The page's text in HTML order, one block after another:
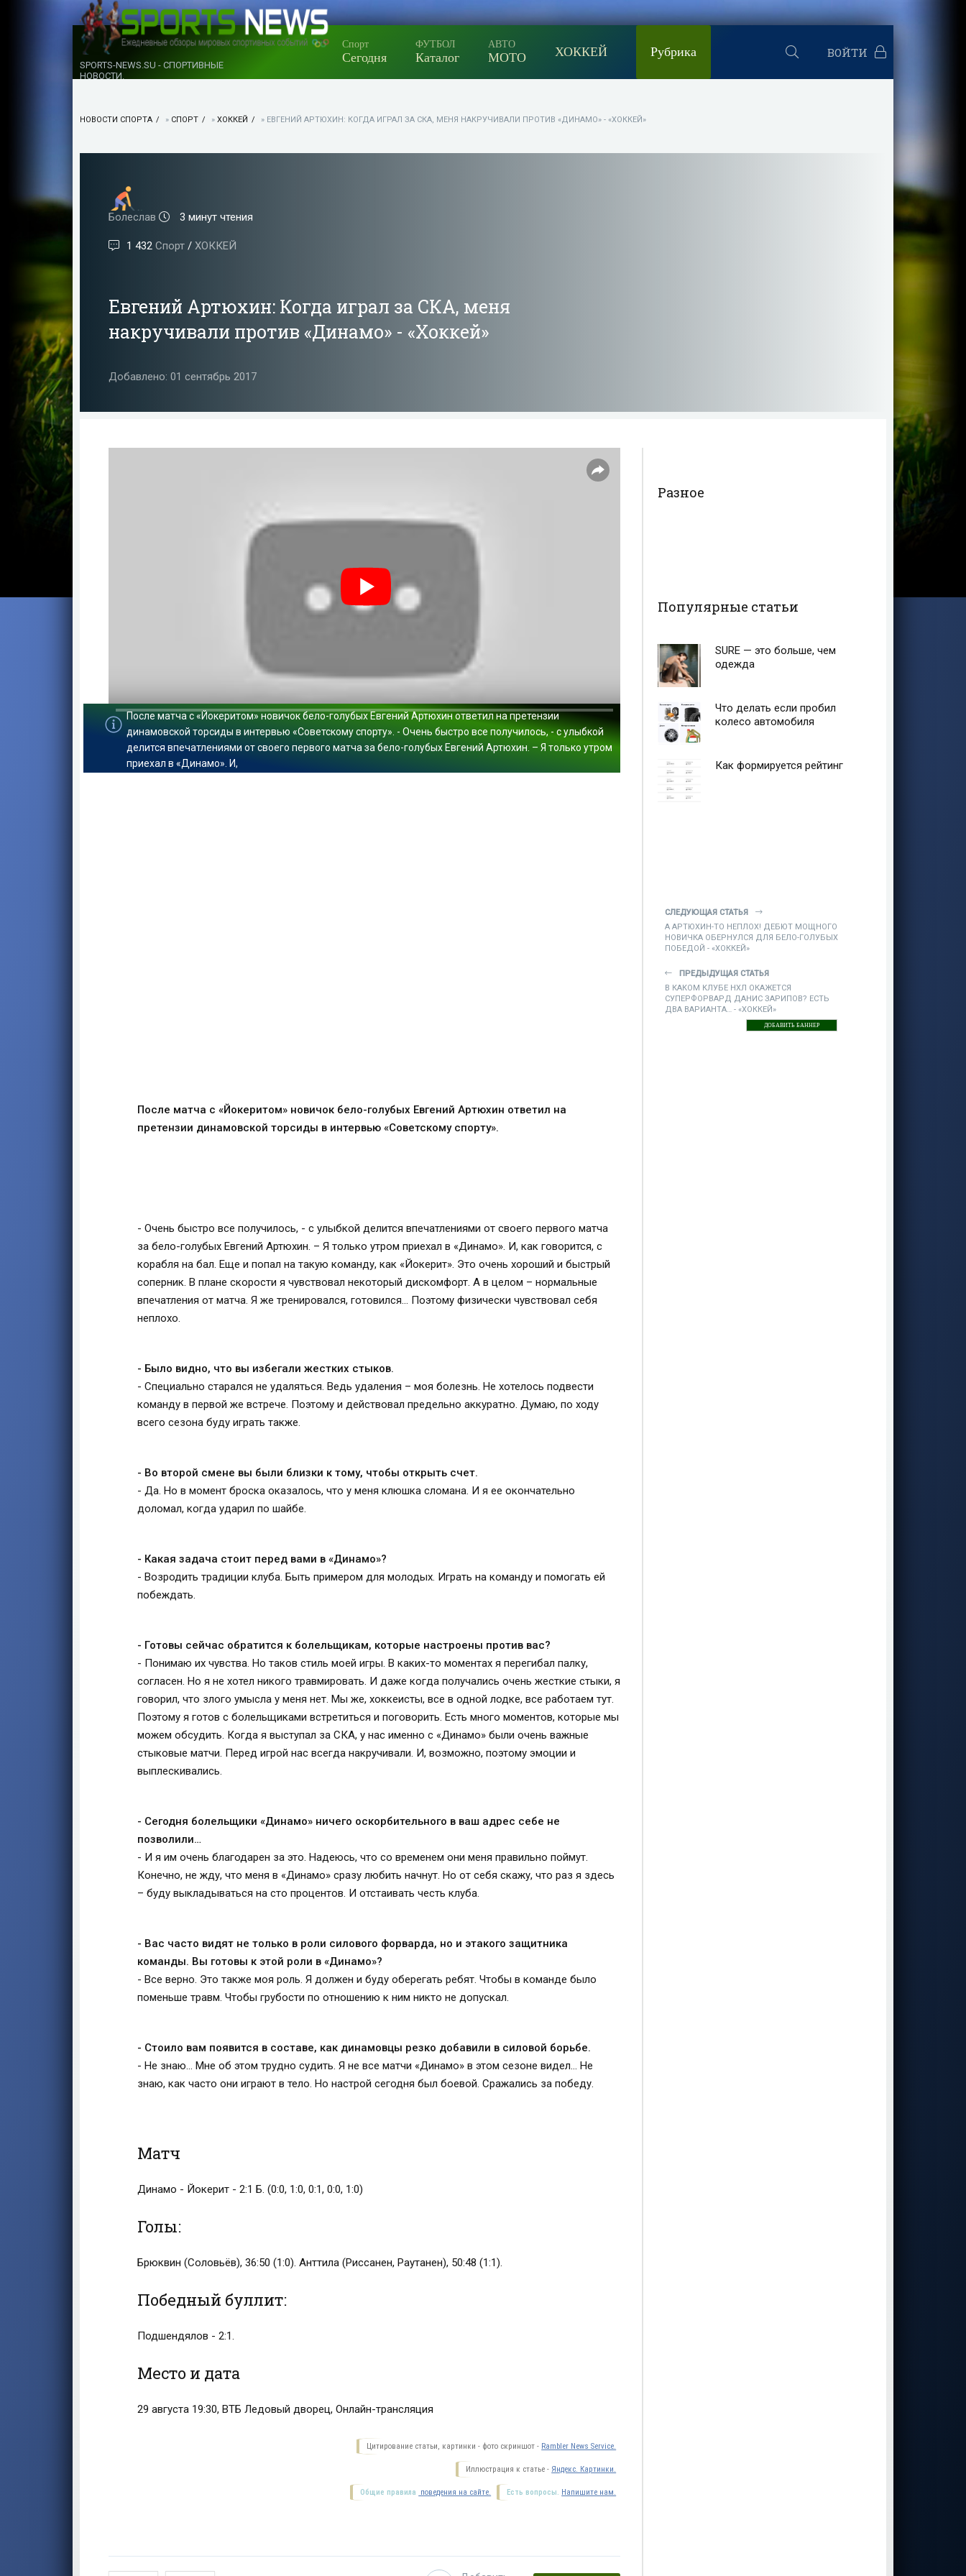
SPORTS-NEWS.SU - СПОРТИВНЫЕ
НОВОСТИ.
Спорт
Сегодня
ФУТБОЛ
Каталог
АВТО
МОТО ХОККЕЙ Рубрика ВОЙТИ
НОВОСТИ СПОРТА » СПОРТ » ХОККЕЙ » ЕВГЕНИЙ АРТЮХИН: КОГДА ИГРАЛ ЗА СКА, МЕНЯ НАКРУЧИВАЛИ ПРОТИВ «ДИНАМО» - «ХОККЕЙ»
Болеслав 3 минут чтения
1 432 Спорт/ ХОККЕЙ
Евгений Артюхин: Когда играл за СКА, меня
накручивали против «Динамо» - «Хоккей»
Добавлено: 01 сентябрь 2017
После матча с «Йокеритом» новичок бело-голубых Евгений Артюхин ответил на претензии
динамовской торсиды в интервью «Советскому спорту». - Очень быстро все получилось, - с улыбкой
делится впечатлениями от своего первого матча за бело-голубых Евгений Артюхин. – Я только утром
приехал в «Динамо». И,
После матча с «Йокеритом» новичок бело-голубых Евгений Артюхин ответил на
претензии динамовской торсиды в интервью «Советскому спорту».
- Очень быстро все получилось, - с улыбкой делится впечатлениями от своего первого матча
за бело-голубых Евгений Артюхин. – Я только утром приехал в «Динамо». И, как говорится, с
корабля на бал. Еще и попал на такую команду, как «Йокерит». Это очень хороший и быстрый
соперник. В плане скорости я чувствовал некоторый дискомфорт. А в целом – нормальные
впечатления от матча. Я же тренировался, готовился… Поэтому физически чувствовал себя
неплохо.
- Было видно, что вы избегали жестких стыков.
- Специально старался не удаляться. Ведь удаления – моя болезнь. Не хотелось подвести
команду в первой же встрече. Поэтому и действовал предельно аккуратно. Думаю, по ходу
всего сезона буду играть также.
- Во второй смене вы были близки к тому, чтобы открыть счет.
- Да. Но в момент броска оказалось, что у меня клюшка сломана. И я ее окончательно
доломал, когда ударил по шайбе.
- Какая задача стоит перед вами в «Динамо»?
- Возродить традиции клуба. Быть примером для молодых. Играть на команду и помогать ей
побеждать.
- Готовы сейчас обратится к болельщикам, которые настроены против вас?
- Понимаю их чувства. Но таков стиль моей игры. В каких-то моментах я перегибал палку,
согласен. Но я не хотел никого травмировать. И даже когда получались очень жесткие стыки, я
говорил, что злого умысла у меня нет. Мы же, хоккеисты, все в одной лодке, все работаем тут.
Поэтому я готов с болельщиками встретиться и поговорить. Есть много моментов, которые мы
можем обсудить. Когда я выступал за СКА, у нас именно с «Динамо» были очень важные
стыковые матчи. Перед игрой нас всегда накручивали. И, возможно, поэтому эмоции и
выплескивались.
- Сегодня болельщики «Динамо» ничего оскорбительного в ваш адрес себе не
позволили…
- И я им очень благодарен за это. Надеюсь, что со временем они меня правильно поймут.
Конечно, не жду, что меня в «Динамо» сразу любить начнут. Но от себя скажу, что раз я здесь
– буду выкладываться на сто процентов. И отстаивать честь клуба.
- Вас часто видят не только в роли силового форварда, но и этакого защитника
команды. Вы готовы к этой роли в «Динамо»?
- Все верно. Это также моя роль. Я должен и буду оберегать ребят. Чтобы в команде было
поменьше травм. Чтобы грубости по отношению к ним никто не допускал.
- Стоило вам появится в составе, как динамовцы резко добавили в силовой борьбе.
- Не знаю… Мне об этом трудно судить. Я не все матчи «Динамо» в этом сезоне видел… Не
знаю, как часто они играют в тело. Но настрой сегодня был боевой. Сражались за победу.
Матч
Динамо - Йокерит - 2:1 Б. (0:0, 1:0, 0:1, 0:0, 1:0)
Голы:
Брюквин (Соловьёв), 36:50 (1:0). Анттила (Риссанен, Раутанен), 50:48 (1:1).
Победный буллит:
Подшендялов - 2:1.
Место и дата
29 августа 19:30, ВТБ Ледовый дворец, Онлайн-трансляция
Цитирование статьи, картинки - фото скриншот - Rambler News Service.
Иллюстрация к статье - Яндекс. Картинки.
Есть вопросы. Напишите нам.
Общие правила поведения на сайте.
Разное
Популярные статьи
SURE — это больше, чем
одежда
Что делать если пробил
колесо автомобиля
Как формируется рейтинг
СЛЕДУЮЩАЯ СТАТЬЯ
А АРТЮХИН-ТО НЕПЛОХ! ДЕБЮТ МОЩНОГО
НОВИЧКА ОБЕРНУЛСЯ ДЛЯ БЕЛО-ГОЛУБЫХ
ПОБЕДОЙ - «ХОККЕЙ»
ПРЕДЫДУЩАЯ СТАТЬЯ
В КАКОМ КЛУБЕ НХЛ ОКАЖЕТСЯ
СУПЕРФОРВАРД ДАНИС ЗАРИПОВ? ЕСТЬ
ДВА ВАРИАНТА… - «ХОККЕЙ»
ДОБАВИТЬ БАННЕР